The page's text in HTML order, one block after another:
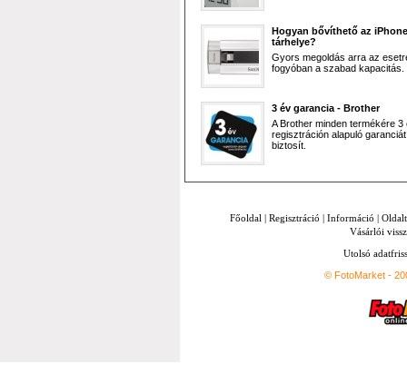
Hogyan bővíthető az iPhone
tárhelye?
Gyors megoldás arra az
fogyóban a szabad kapacitás.
3 év garancia - Brother
A Brother minden termékére 3
regisztráción alapuló garanciát
biztosít.
Főoldal | Regisztráció | Információ |
Vásárlói
Utolsó
© FotoMarket -